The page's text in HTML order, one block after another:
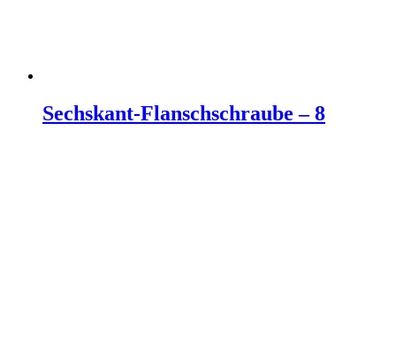
Sechskant-Flanschschraube – 8